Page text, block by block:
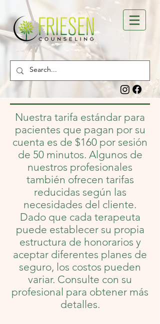
Nuestra tarifa estándar para
pacientes que pagan por su
cuenta es de $160 por sesión
de 50 minutos. Algunos de
nuestros profesionales
también ofrecen tarifas
reducidas según las
necesidades del cliente.
Dado que cada terapeuta
puede establecer su propia
estructura de honorarios y
aceptar diferentes planes de
seguro, los costos pueden
variar. Consulte con su
profesional para obtener más
detalles.